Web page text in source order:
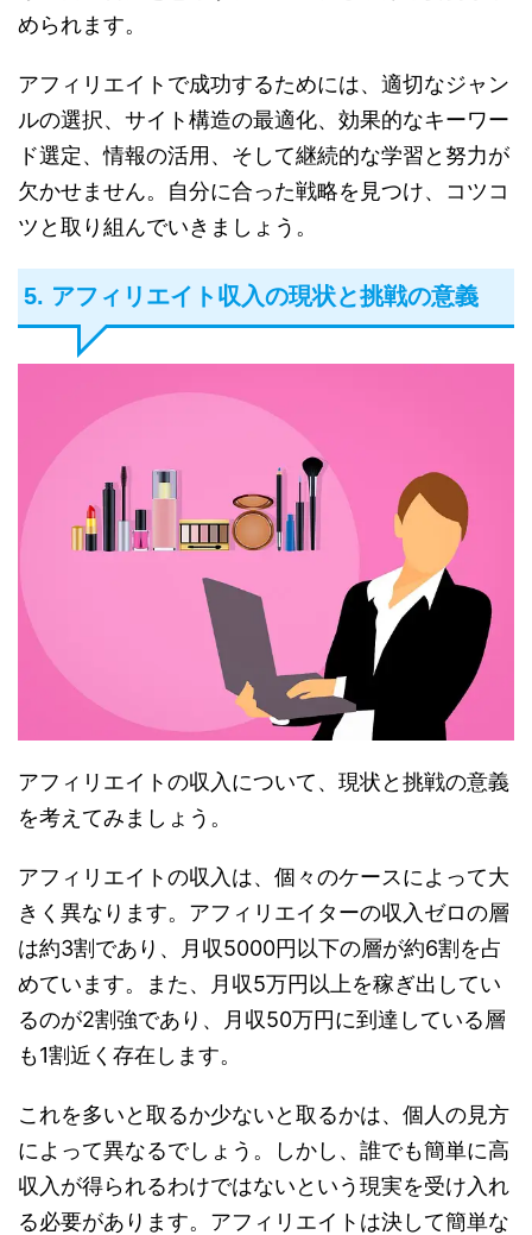
められます。
アフィリエイトで成功するためには、適切なジャン
ルの選択、サイト構造の最適化、効果的なキーワー
ド選定、情報の活用、そして継続的な学習と努力が
欠かせません。自分に合った戦略を見つけ、コツコ
ツと取り組んでいきましょう。
5. アフィリエイト収入の現状と挑戦の意義
アフィリエイトの収入について、現状と挑戦の意義
を考えてみましょう。
アフィリエイトの収入は、個々のケースによって大
きく異なります。アフィリエイターの収入ゼロの層
は約3割であり、月収5000円以下の層が約6割を占
めています。また、月収5万円以上を稼ぎ出してい
るのが2割強であり、月収50万円に到達している層
も1割近く存在します。
これを多いと取るか少ないと取るかは、個人の見方
によって異なるでしょう。しかし、誰でも簡単に高
収入が得られるわけではないという現実を受け入れ
る必要があります。アフィリエイトは決して簡単な